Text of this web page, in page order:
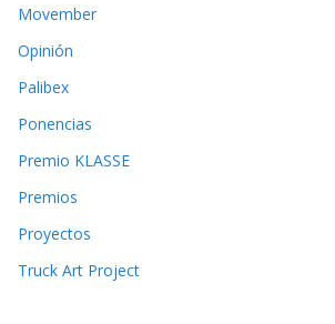
Movember
Opinión
Palibex
Ponencias
Premio KLASSE
Premios
Proyectos
Truck Art Project